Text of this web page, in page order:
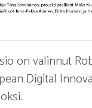
on valinnut
Digital